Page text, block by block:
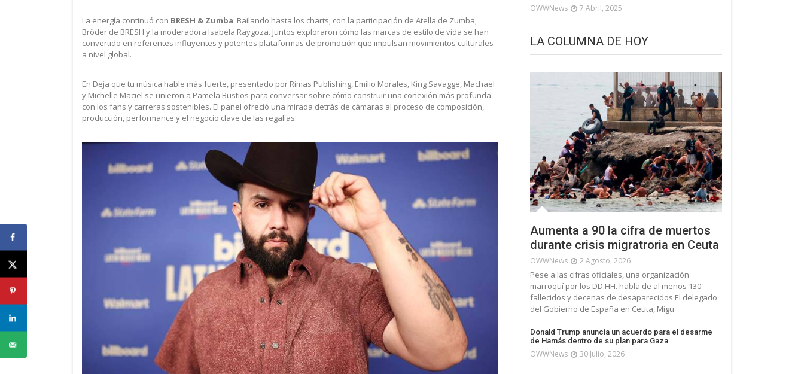
La energía continuó con BRESH & Zumba: Bailando hasta los charts, con la participación de Atella de Zumba,
Bröder de BRESH y la moderadora Isabela Raygoza. Juntos exploraron cómo las marcas de estilo de vida se han
convertido en referentes influyentes y potentes plataformas de promoción que impulsan movimientos culturales
a nivel global.
En Deja que tu música hable más fuerte, presentado por Rimas Publishing, Emilio Morales, King Savagge, Machael
y Michelle Maciel se unieron a Pamela Bustios para conversar sobre cómo construir una conexión más profunda
con los fans y carreras sostenibles. El panel ofreció una mirada detrás de cámaras al proceso de composición,
producción, performance y el negocio clave de las regalías.
OWWNews 7 Abril, 2025
LA COLUMNA DE HOY
Aumenta a 90 la cifra de muertos
durante crisis migratroria en Ceuta
OWWNews 2 Agosto, 2026
Pese a las cifras oficiales, una organización
marroquí por los DD.HH. habla de al menos 130
fallecidos y decenas de desaparecidos El delegado
del Gobierno de España en Ceuta, Migu
Donald Trump anuncia un acuerdo para el desarme
de Hamás dentro de su plan para Gaza
OWWNews 30 Julio, 2026